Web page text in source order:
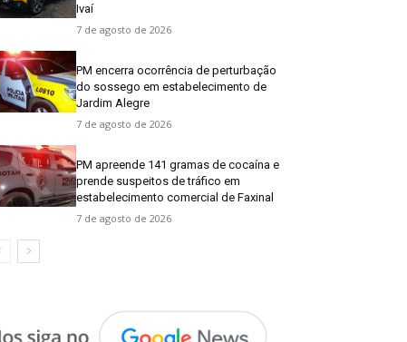
Ivaí
7 de agosto de 2026
PM encerra ocorrência de perturbação
do sossego em estabelecimento de
Jardim Alegre
7 de agosto de 2026
PM apreende 141 gramas de cocaína e
prende suspeitos de tráfico em
estabelecimento comercial de Faxinal
7 de agosto de 2026